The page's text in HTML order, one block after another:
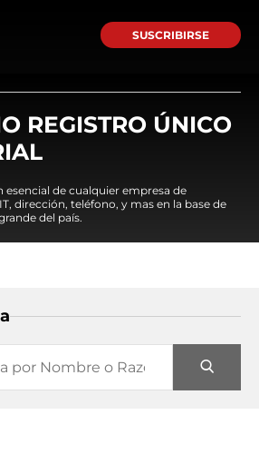
SUSCRIBIRSE
REGISTRO ÚNICO
esencial de cualquier empresa de
dirección, teléfono, y mas en la base de
del país.